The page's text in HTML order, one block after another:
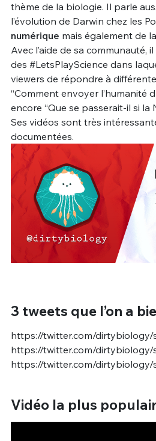
thème de la biologie. Il parle
l’évolution de Darwin chez les
numérique mais également de
Avec l’aide de sa communauté,
des #LetsPlayScience dans
viewers de répondre à
“Comment envoyer l’humanité
encore “Que se passerait-il si la
Ses vidéos sont très
documentées.
3 tweets que l’on a
https://twitter.com/
https://twitter.com/dirtybiology/
https://twitter.com/dirtybiology/
Vidéo la plus